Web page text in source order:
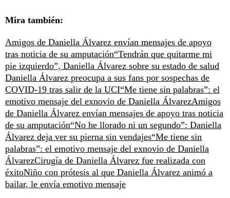
Mira también:
Amigos de Daniella Álvarez envían mensajes de apoyo
tras noticia de su amputación“Tendrán que quitarme mi
pie izquierdo”, Daniella Álvarez sobre su estado de salud
Daniella Álvarez preocupa a sus fans por sospechas de
COVID-19 tras salir de la UCI“Me tiene sin palabras”: el
emotivo mensaje del exnovio de Daniella ÁlvarezAmigos
de Daniella Álvarez envían mensajes de apoyo tras noticia
de su amputación“No he llorado ni un segundo”: Daniella
Álvarez deja ver su pierna sin vendajes“Me tiene sin
palabras”: el emotivo mensaje del exnovio de Daniella
ÁlvarezCirugía de Daniella Álvarez fue realizada con
éxitoNiño con prótesis al que Daniella Álvarez animó a
bailar, le envía emotivo mensaje